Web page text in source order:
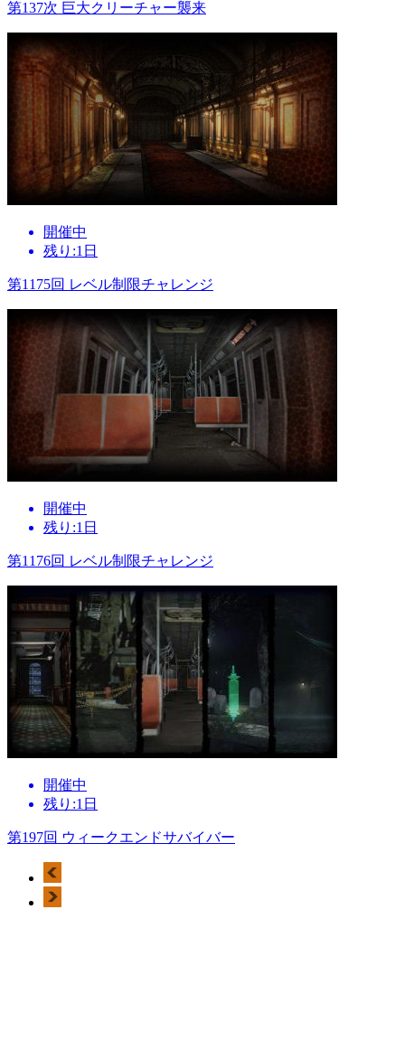
第137次 巨大クリーチャー襲来
開催中
残り:1日
第1175回 レベル制限チャレンジ
開催中
残り:1日
第1176回 レベル制限チャレンジ
開催中
残り:1日
第197回 ウィークエンドサバイバー